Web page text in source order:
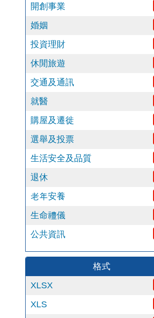
開創事業
婚姻
投資理財
休閒旅遊
交通及通訊
就醫
購屋及遷徙
選舉及投票
生活安全及品質
退休
老年安養
生命禮儀
公共資訊
格式
XLSX
XLS